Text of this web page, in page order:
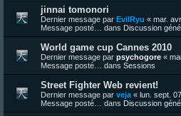
jinnai tomonori
Dernier message par EvilRyu « mar.
Message posté… dans Discussion
World game cup Cannes 2010
Dernier message par psychogore «
Message posté… dans Sessions
Street Fighter Web revient!
Dernier message par veja « lun. sept.
Message posté… dans Discussion